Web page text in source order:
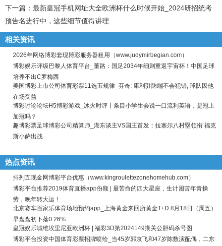
下一篇： 最新皇冠手机网址大全欧洲杯什么时候开始_2024研招统考
预告名进行中，这些细节值得讲理
相关资讯
2026年网络博彩套现博彩服务器租用（www.judymirbegian.com）
博彩娱乐评级巴黎人体育平台_董路：国足2034年细则重返宇宙杯！中国足球
培养不出C罗梅西
美国博彩上市公司体育彩票11选五规律_芬奇: 康利驻防端不会犯错, 球队因他
在场受益
博彩讨论论坛H5博彩游戏_冰火时评丨条目小学生会说一口流利英语，是冠上
加冠吗？
趣博彩票足球博彩公司精算师_湖东谈主VS国王首发：拉塞尔八村塁领衔 福克
斯小萨出战
热点资讯
排列五现金网博彩平台优惠（www.kingroulettezonehomehub.com）
博彩平台推荐2019体育直播app份额 | 最苦命的四大星座，生计困苦年青操
劳，晚年转大运！
北京赛车百家乐体育场地预约app_上海黄金来回所黄金T+D 8月18日（周五）
早盘盘初下落0.26%
皇冠娱乐城维埃里尼亚欧洲杯 | 福彩3D第2024149期关公胆码杀号图
博彩平台投资中国体育彩票招牌喷绘_当45岁郭京飞和47岁陈数演配偶，二东